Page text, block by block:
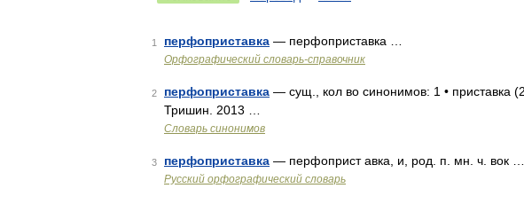
1 перфоприставка — перфоприставка …
Орфографический словарь-справочник
2 перфоприставка — сущ., кол во синонимов: 1 • приставка
Тришин. 2013 …
Словарь синонимов
3 перфоприставка — перфоприст авка, и, род. п. мн. ч. вок …
Русский орфографический словарь